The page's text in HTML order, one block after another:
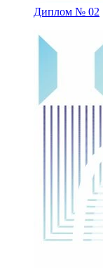
Диплом № 02